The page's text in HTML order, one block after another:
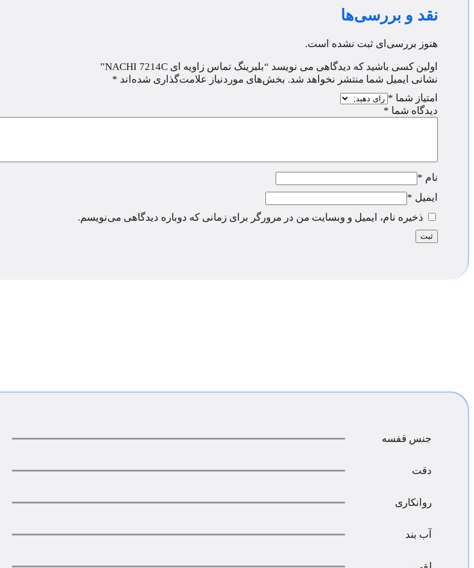
نقد و بررسی‌ها
هنوز بررسی‌ای ثبت نشده است.
اولین کسی باشید که دیدگاهی می نویسد “بلبرینگ تماس زاویه ای NACHI 7214C”
نشانی ایمیل شما منتشر نخواهد شد. بخش‌های موردنیاز علامت‌گذاری شده‌اند *
امتیاز شما *
دیدگاه شما *
نام *
ایمیل *
ذخیره نام، ایمیل و وبسایت من در مرورگر برای زمانی که دوباره دیدگاهی می‌نویسم.
جنس قفسه
دقت
روانکاری
آب بند